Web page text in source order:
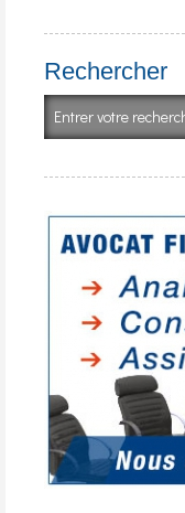
Rechercher